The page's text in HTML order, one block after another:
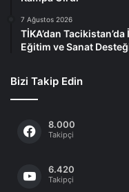
7 Ağustos 2026
TİKA’dan
Eğitim ve Sanat
Bizi Takip Edin
8.000
Takipçi
6.420
Takipçi